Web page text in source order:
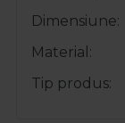
Dimensiune
Material
Tip produs